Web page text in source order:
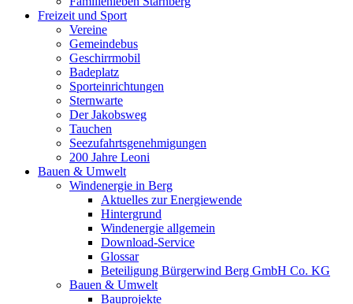
Freizeit und Sport
Vereine
Gemeindebus
Geschirrmobil
Badeplatz
Sporteinrichtungen
Sternwarte
Der Jakobsweg
Tauchen
Seezufahrtsgenehmigungen
200 Jahre Leoni
Bauen & Umwelt
Windenergie in Berg
Aktuelles zur Energiewende
Hintergrund
Windenergie allgemein
Download-Service
Glossar
Beteiligung Bürgerwind Berg GmbH Co. KG
Bauen & Umwelt
Bauprojekte